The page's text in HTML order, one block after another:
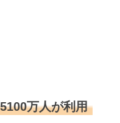
万人が利用